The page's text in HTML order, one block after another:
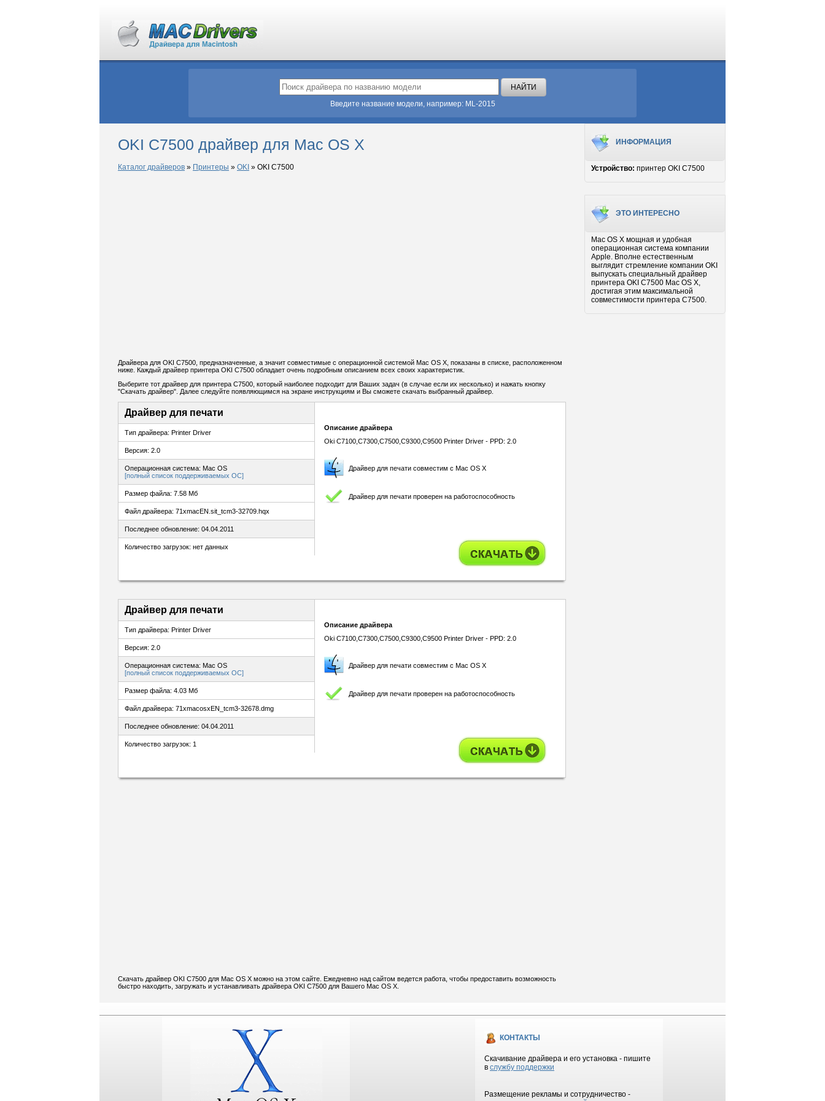
Введите название модели, например: ML-2015
OKI C7500 драйвер для Mac OS X
Каталог драйверов » Принтеры » OKI » OKI C7500
Драйвера для OKI C7500, предназначенные, а значит совместимые с операционной системой Mac OS X, показаны в списке, расположенном
ниже. Каждый драйвер принтера OKI C7500 обладает очень подробным описанием всех своих характеристик.
Выберите тот драйвер для принтера C7500, который наиболее подходит для Ваших задач (в случае если их несколько) и нажать кнопку
"Скачать драйвер". Далее следуйте появляющимся на экране инструкциям и Вы сможете скачать выбранный драйвер.
Драйвер для печати
Тип драйвера: Printer Driver
Версия: 2.0
Операционная система: Mac OS
[полный список поддерживаемых ОС]
Размер файла: 7.58 Мб
Файл драйвера: 71xmacEN.sit_tcm3-32709.hqx
Последнее обновление: 04.04.2011
Количество загрузок: нет данных
Описание драйвера
Oki C7100,C7300,C7500,C9300,C9500 Printer Driver - PPD: 2.0
Драйвер для печати совместим с Mac OS X
Драйвер для печати проверен на работоспособность
Драйвер для печати
Тип драйвера: Printer Driver
Версия: 2.0
Операционная система: Mac OS
[полный список поддерживаемых ОС]
Размер файла: 4.03 Мб
Файл драйвера: 71xmacosxEN_tcm3-32678.dmg
Последнее обновление: 04.04.2011
Количество загрузок: 1
Описание драйвера
Oki C7100,C7300,C7500,C9300,C9500 Printer Driver - PPD: 2.0
Драйвер для печати совместим с Mac OS X
Драйвер для печати проверен на работоспособность
Скачать драйвер OKI C7500 для Mac OS X можно на этом сайте. Ежедневно над сайтом ведется работа, чтобы предоставить возможность
быстро находить, загружать и устанавливать драйвера OKI C7500 для Вашего Mac OS X.
ИНФОРМАЦИЯ
Устройство: принтер OKI C7500
ЭТО ИНТЕРЕСНО
Mac OS X мощная и удобная
операционная система компании
Apple. Вполне естественным
выглядит стремление компании OKI
выпускать специальный драйвер
принтера OKI C7500 Mac OS X,
достигая этим максимальной
совместимости принтера C7500.
КОНТАКТЫ
Скачивание драйвера и его установка - пишите
в службу поддержки
Размещение рекламы и сотрудничество -